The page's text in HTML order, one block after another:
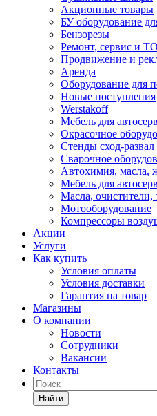
Акционные товары
БУ оборудование
Бензорезы
Ремонт, сервис и ТО
Продвижение и
Аренда
Оборудование для
Новые поступления
Werstakoff
Мебель для
Окрасочное
Стенды сход-развал
Сварочное
Автохимия, масла,
Мебель для
Масла, очистители,
Мотооборудование
Компрессоры
Акции
Услуги
Как купить
Условия оплаты
Условия доставки
Гарантия на товар
Магазины
О компании
Новости
Сотрудники
Вакансии
Контакты
Найти